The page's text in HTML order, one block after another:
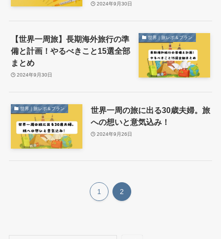
2024年9月30日
世界｜旅レポ＆プラン
【世界一周旅】長期海外旅行の準
備と計画！やるべきこと15選全部
まとめ
2024年9月30日
世界｜旅レポ＆プラン
世界一周の旅に出る30歳夫婦。旅
への想いと意気込み！
2024年9月26日
1 2